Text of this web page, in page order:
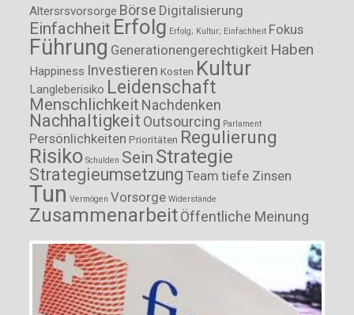
Altersrsvorsorge Börse Digitalisierung
Einfachheit Erfolg Erfolg; Kultur; Einfachheit Fokus
Führung Generationengerechtigkeit Haben
Happiness Investieren Kosten Kultur
Langleberisiko Leidenschaft
Menschlichkeit Nachdenken
Nachhaltigkeit Outsourcing Parlament
Persönlichkeiten Prioritäten Regulierung
Risiko Schulden Sein Strategie
Strategieumsetzung Team tiefe Zinsen
Tun Vermögen Vorsorge Widerstände
ZusammenarbeitÖffentliche Meinung